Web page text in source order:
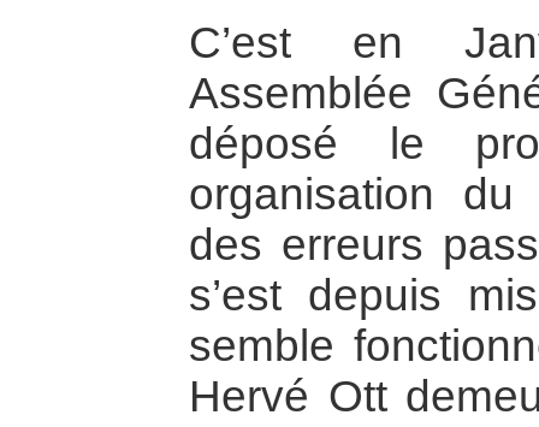
C’est en
Assemblée
déposé le
organisation
des erreurs
s’est depuis
semble
Hervé Ott